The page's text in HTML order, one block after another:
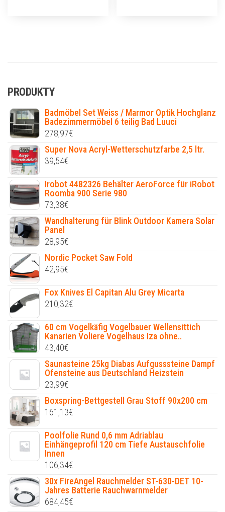
PRODUKTY
Badmöbel Set Weiss / Marmor Optik Hochglanz
Badezimmermöbel 6 teilig Bad Luuci
278,97€
Super Nova Acryl-Wetterschutzfarbe 2,5 ltr.
39,54€
Irobot 4482326 Behälter AeroForce für iRobot
Roomba 900 Serie 980
73,38€
Wandhalterung für Blink Outdoor Kamera Solar
Panel
28,95€
Nordic Pocket Saw Fold
42,95€
Fox Knives El Capitan Alu Grey Micarta
210,32€
60 cm Vogelkäfig Vogelbauer Wellensittich
Kanarien Voliere Vogelhaus Iza ohne..
43,40€
Saunasteine 25kg Diabas Aufgusssteine Dampf
Ofensteine aus Deutschland Heizstein
23,99€
Boxspring-Bettgestell Grau Stoff 90x200 cm
161,13€
Poolfolie Rund 0,6 mm Adriablau
Einhängeprofil 120 cm Tiefe Austauschfolie
Innen
106,34€
30x FireAngel Rauchmelder ST-630-DET 10-
Jahres Batterie Rauchwarnmelder
684,45€